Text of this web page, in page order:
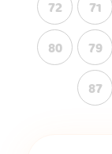
71
72
79
80
87